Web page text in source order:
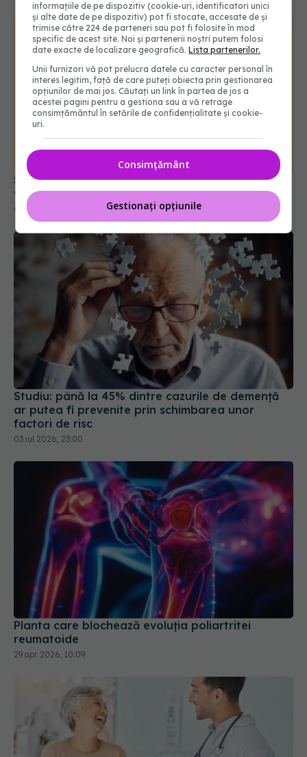
Splina poate agrava inflamația după accident
vascular cerebral (AVC)
02 apr 2026, 16:39
Studiu: până la 45% dintre cazurile de demență
ar putea fi prevenite prin schimbarea unor
factori de risc
03 iul 2026, 23:00
Planta care blochează evoluția poliartritei
reumatoide
29 apr 2026, 10:09
informațiile de pe dispozitiv (cookie-uri, identificatori unici
și alte date de pe dispozitiv) pot fi stocate, accesate de și
trimise către 224 de parteneri sau pot fi folosite în mod
specific de acest site. Noi și partenerii noștri putem folosi
date exacte de localizare geografică.Lista partenerilor.
Unii furnizori vă pot prelucra datele cu caracter personal în
interes legitim, față de care puteți obiecta prin gestionarea
opțiunilor de mai jos. Căutați un link în partea de jos a
acestei pagini pentru a gestiona sau a vă retrage
consimțământul în setările de confidențialitate și cookie-
uri.
Consimțământ
Gestionați opțiunile